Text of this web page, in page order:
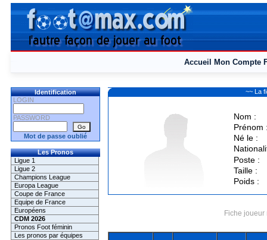
Accueil Mon Compte
Identification
LOGIN
PASSWORD
Mot de passe oublié
Les Pronos
Ligue 1
Ligue 2
Champions League
Europa League
Coupe de France
Equipe de France
Européens
CDM 2026
Pronos Foot féminin
Les pronos par équipes
~~ La
Nom :
Prénom
Né le :
Poste :
Taille :
Poids :
Fiche